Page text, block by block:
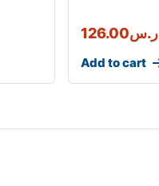
ر.س126.00
Add to cart